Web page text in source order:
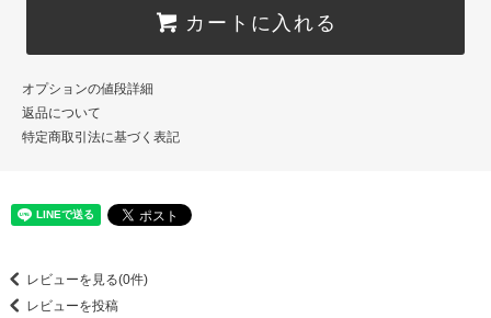
カートに入れる
オプションの値段詳細
返品について
特定商取引法に基づく表記
レビューを見る(0件)
レビューを投稿